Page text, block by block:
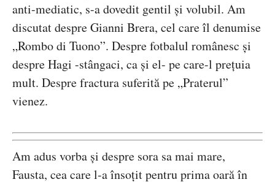
anti-mediatic, s-a dovedit gentil și volubil. Am
discutat despre Gianni Brera, cel care îl denumise
„Rombo di Tuono”. Despre fotbalul românesc și
despre Hagi -stângaci, ca și el- pe care-l prețuia
mult. Despre fractura suferită pe „Praterul”
vienez.
Am adus vorba și despre sora sa mai mare,
Fausta, cea care l-a însoțit pentru prima oară în